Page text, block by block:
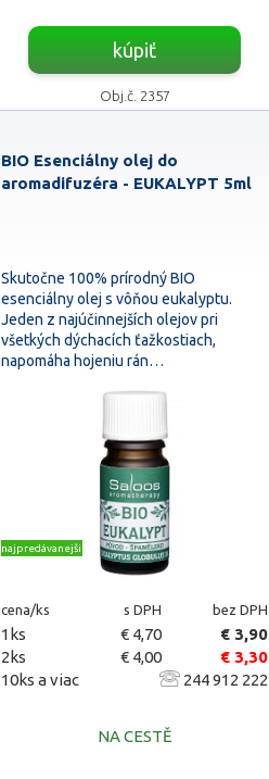
kúpiť
Obj.č. 2357
BIO Esenciálny olej do
aromadifuzéra - EUKALYPT 5ml
Skutočne 100% prírodný BIO
esenciálny olej s vôňou eukalyptu.
Jeden z najúčinnejších olejov pri
všetkých dýchacích ťažkostiach,
napomáha hojeniu rán…
najpredávanejšie
cena/ks s DPH bez DPH
1ks € 4,70
€ 3,90
2ks
€ 4,00
€ 3,30
10ks a viac
244 912 222
NA CESTĚ